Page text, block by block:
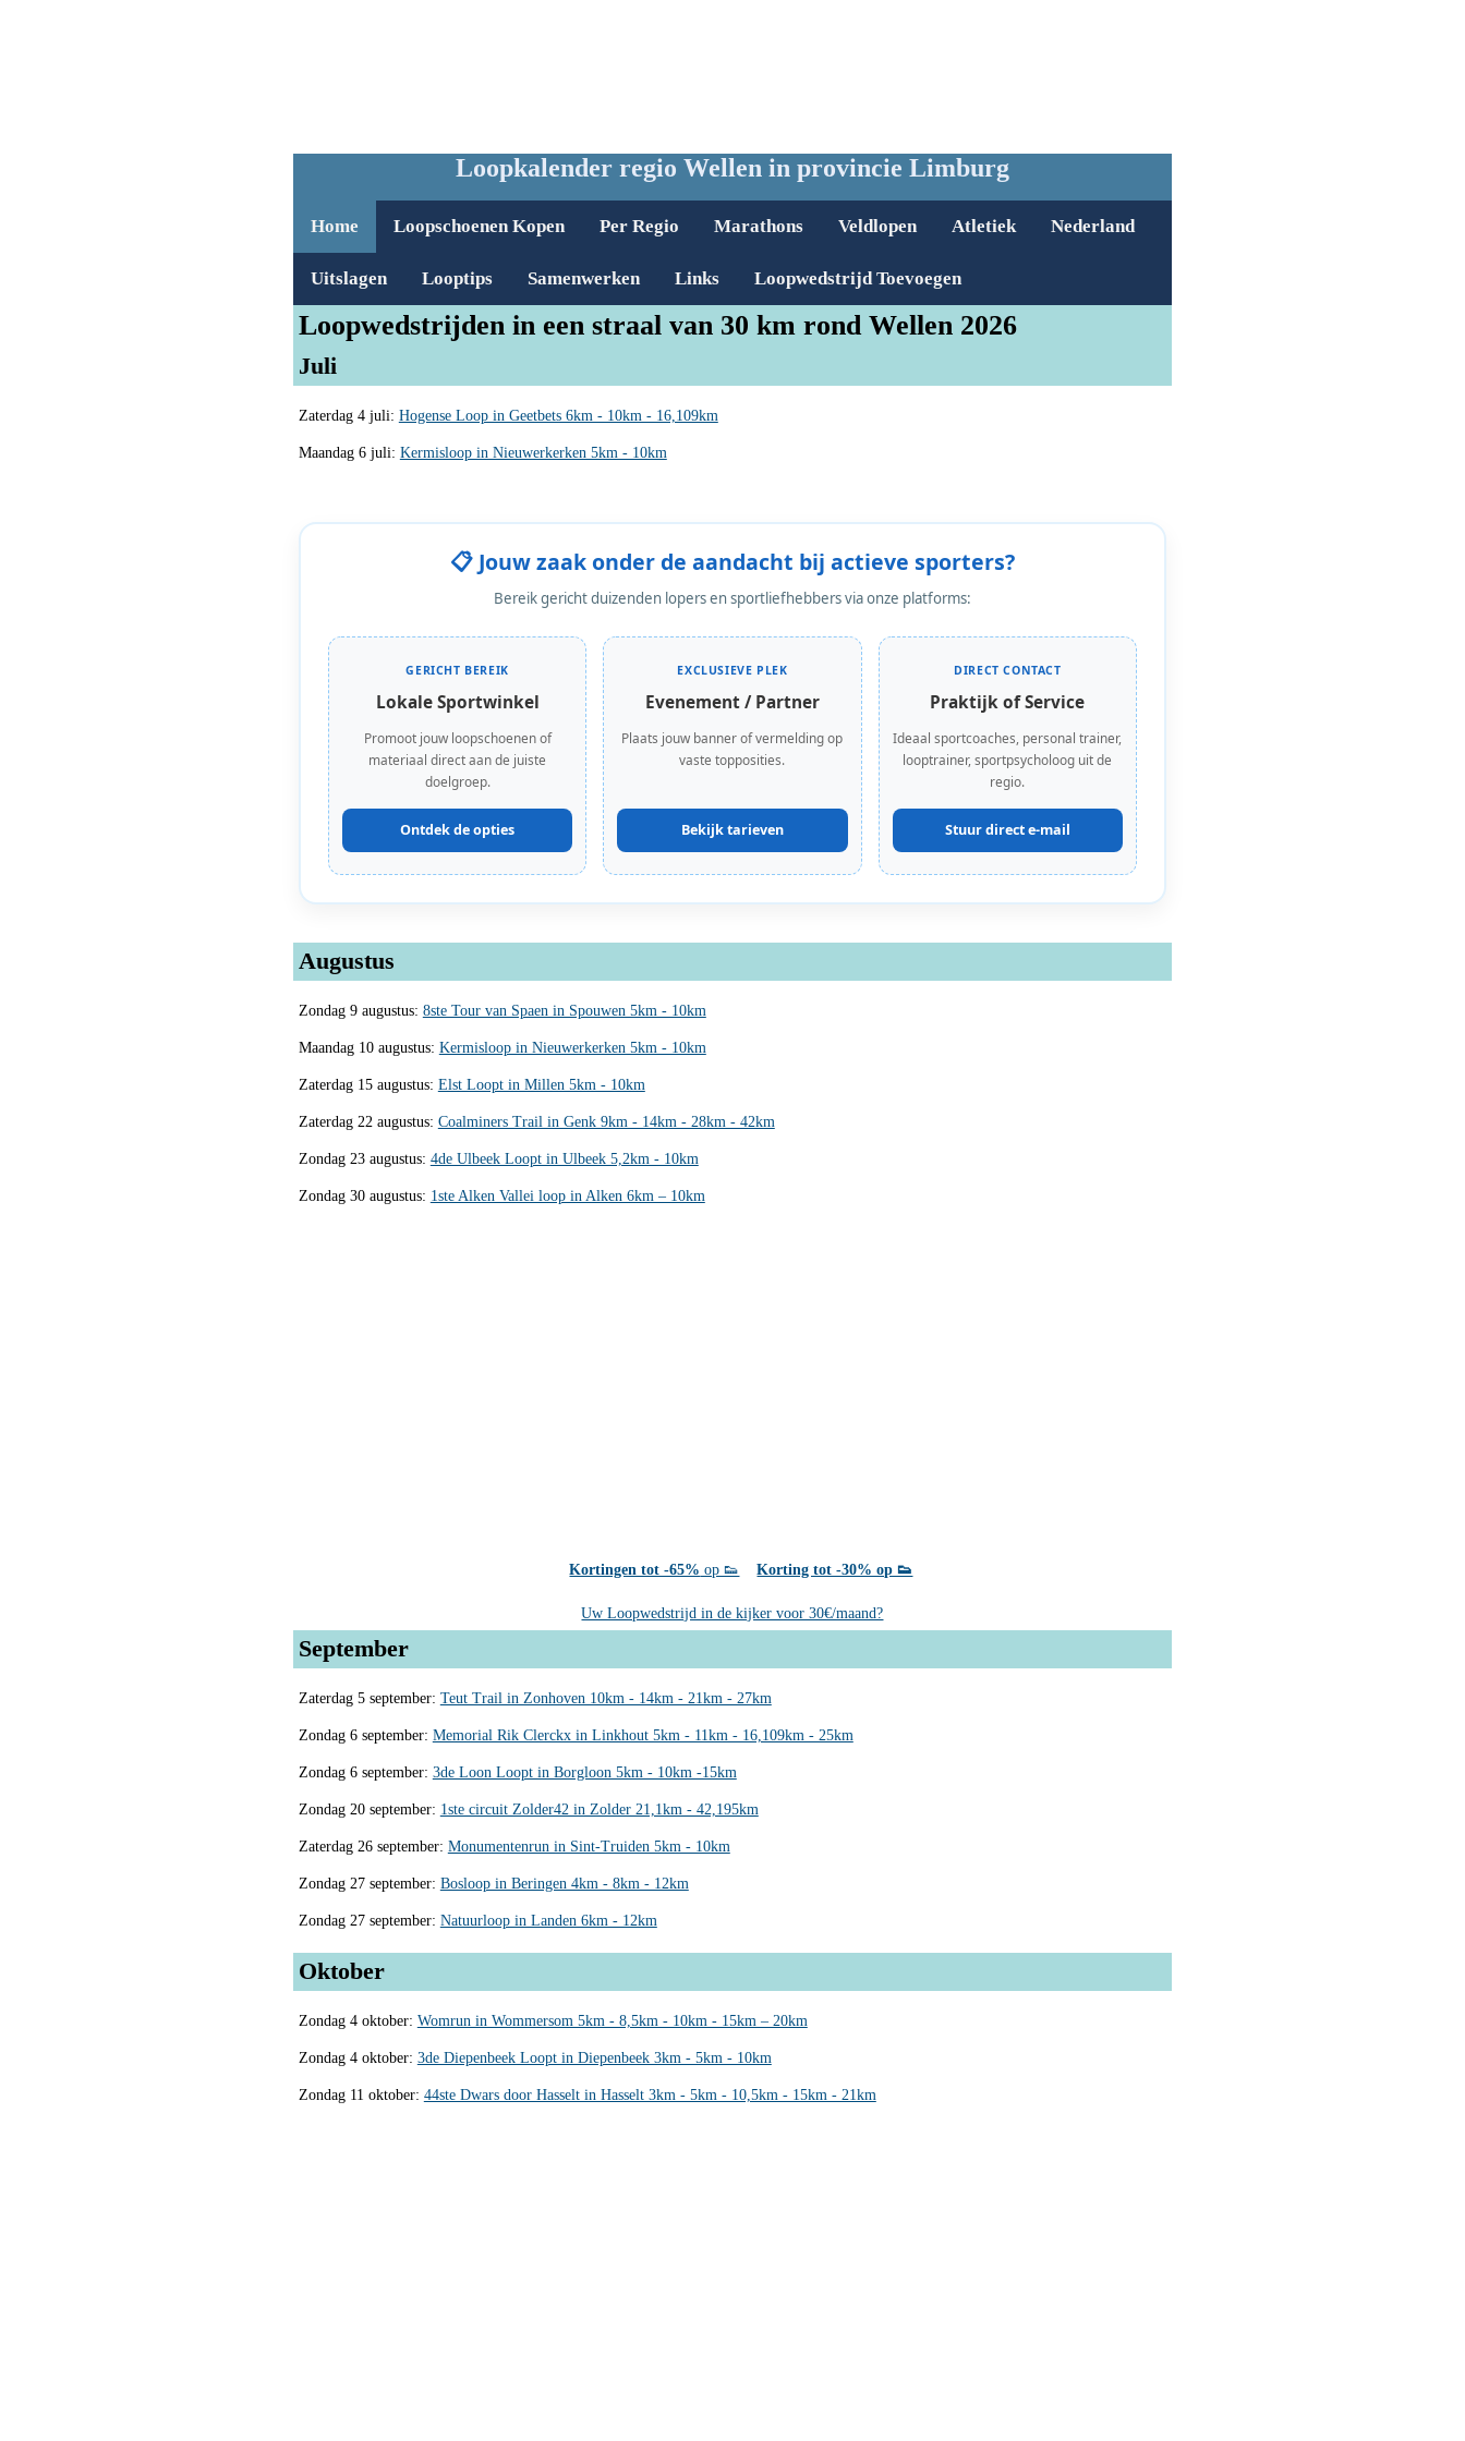
Loopkalender regio Wellen in provincie Limburg
Home Loopschoenen Kopen Per Regio Marathons Veldlopen Atletiek Nederland
Uitslagen Looptips Samenwerken Links Loopwedstrijd Toevoegen
Loopwedstrijden in een straal van 30 km rond Wellen 2026
Juli
Zaterdag 4 juli: Hogense Loop in Geetbets 6km - 10km - 16,109km
Maandag 6 juli: Kermisloop in Nieuwerkerken 5km - 10km
📋 Jouw zaak onder de aandacht bij actieve sporters?
Bereik gericht duizenden lopers en sportliefhebbers via onze platforms:
GERICHT BEREIK
Lokale Sportwinkel
Promoot jouw loopschoenen of
materiaal direct aan de juiste
doelgroep.
Ontdek de opties
EXCLUSIEVE PLEK
Evenement / Partner
Plaats jouw banner of vermelding op
vaste topposities.
Bekijk tarieven
DIRECT CONTACT
Praktijk of Service
Ideaal sportcoaches, personal trainer,
looptrainer, sportpsycholoog uit de
regio.
Stuur direct e-mail
Augustus
Zondag 9 augustus: 8ste Tour van Spaen in Spouwen 5km - 10km
Maandag 10 augustus: Kermisloop in Nieuwerkerken 5km - 10km
Zaterdag 15 augustus: Elst Loopt in Millen 5km - 10km
Zaterdag 22 augustus: Coalminers Trail in Genk 9km - 14km - 28km - 42km
Zondag 23 augustus: 4de Ulbeek Loopt in Ulbeek 5,2km - 10km
Zondag 30 augustus: 1ste Alken Vallei loop in Alken 6km – 10km
Kortingen tot -65% op 👟 Korting tot -30% op 👟
Uw Loopwedstrijd in de kijker voor 30€/maand?
September
Zaterdag 5 september: Teut Trail in Zonhoven 10km - 14km - 21km - 27km
Zondag 6 september: Memorial Rik Clerckx in Linkhout 5km - 11km - 16,109km - 25km
Zondag 6 september: 3de Loon Loopt in Borgloon 5km - 10km -15km
Zondag 20 september: 1ste circuit Zolder42 in Zolder 21,1km - 42,195km
Zaterdag 26 september: Monumentenrun in Sint-Truiden 5km - 10km
Zondag 27 september: Bosloop in Beringen 4km - 8km - 12km
Zondag 27 september: Natuurloop in Landen 6km - 12km
Oktober
Zondag 4 oktober: Womrun in Wommersom 5km - 8,5km - 10km - 15km – 20km
Zondag 4 oktober: 3de Diepenbeek Loopt in Diepenbeek 3km - 5km - 10km
Zondag 11 oktober: 44ste Dwars door Hasselt in Hasselt 3km - 5km - 10,5km - 15km - 21km